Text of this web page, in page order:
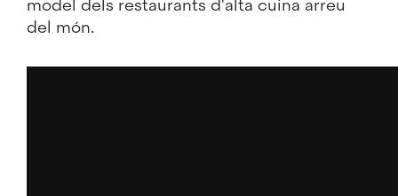
model dels restaurants d'alta cuina arreu
del món.